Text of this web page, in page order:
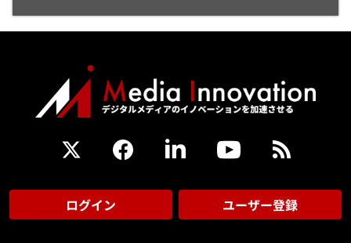
ログイン ユーザー登録